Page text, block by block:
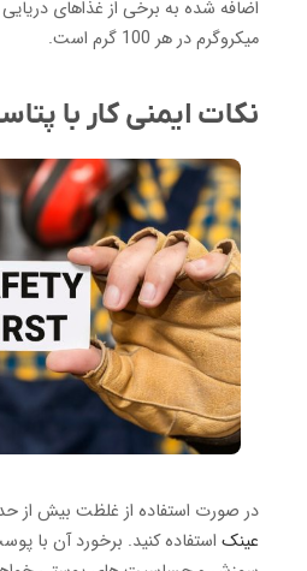
میکروگرم در هر 100 گرم است.
نکات ایمنی کار با
در صورت استفاده از غلظت بیش از حد
عینک استفاده کنید. برخورد آن با